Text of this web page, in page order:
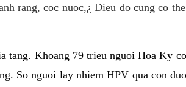
rang, coc nuoc,¿ Dieu do cung co
tang. Khoang 79 trieu nguoi Hoa Ky
So nguoi lay nhiem HPV qua con